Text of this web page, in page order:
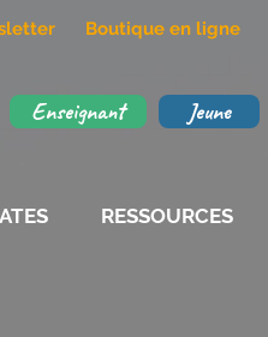
Boutique en ligne
Enseignant Jeune
RESSOURCES